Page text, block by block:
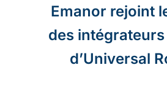
Emanor rejoint
des
d’Universal